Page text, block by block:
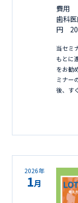
費用
歯科
円
当セミ
もとに
をお勧
ミナー
後、す
2026年
1月